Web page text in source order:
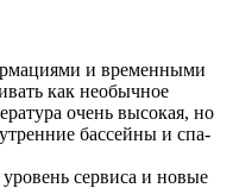
и временными
как необычное
очень высокая, но
бассейны и спа-
сервиса и новые